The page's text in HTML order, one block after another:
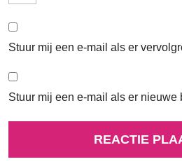
Stuur mij een e-mail als er
Stuur mij een e-mail als er nieuwe